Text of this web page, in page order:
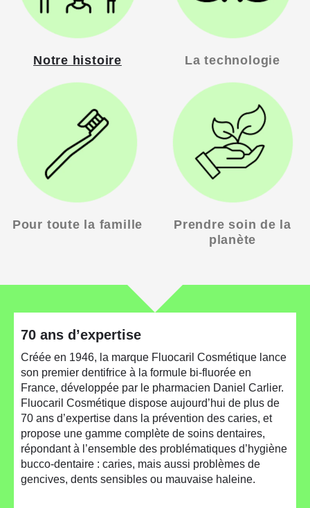
Notre histoire
70 ans d’expertise
Créée en 1946, la marque Fluocaril Cosmétique lance
son premier dentifrice à la formule bi-fluorée en
France, développée par le pharmacien Daniel Carlier.
Fluocaril Cosmétique dispose aujourd’hui de plus de
70 ans d’expertise dans la prévention des caries, et
propose une gamme complète de soins dentaires,
répondant à l’ensemble des problématiques d’hygiène
bucco-dentaire : caries, mais aussi problèmes de
gencives, dents sensibles ou mauvaise haleine.
La technologie
Pour toute la famille
Prendre soin de la
planète